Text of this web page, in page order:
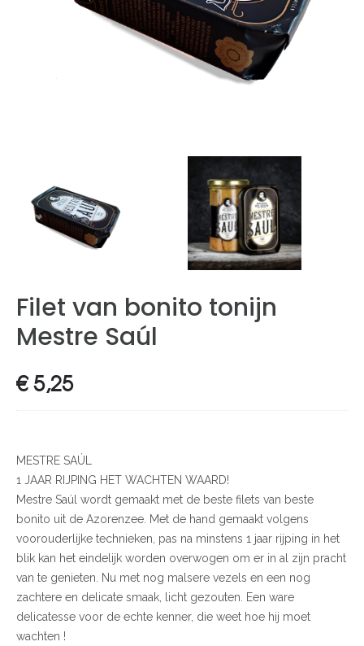
Filet van bonito tonijn
Mestre Saúl
€5,25
MESTRE SAÚL
1 JAAR RIJPING HET WACHTEN WAARD!
Mestre Saúl wordt gemaakt met de beste filets van beste
bonito uit de Azorenzee. Met de hand gemaakt volgens
voorouderlijke technieken, pas na minstens 1 jaar rijping in het
blik kan het eindelijk worden overwogen om er in al zijn pracht
van te genieten. Nu met nog malsere vezels en een nog
zachtere en delicate smaak, licht gezouten. Een ware
delicatesse voor de echte kenner, die weet hoe hij moet
wachten !